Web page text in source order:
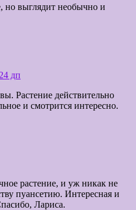
но выглядит необычно и
дп
Растение действительно
и смотрится интересно.
растение, и уж никак не
пуансетию. Интересная и
Лариса.